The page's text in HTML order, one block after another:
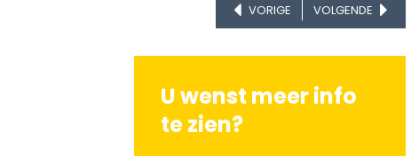
VORIGE VOLGENDE
U wenst meer info
te zien?